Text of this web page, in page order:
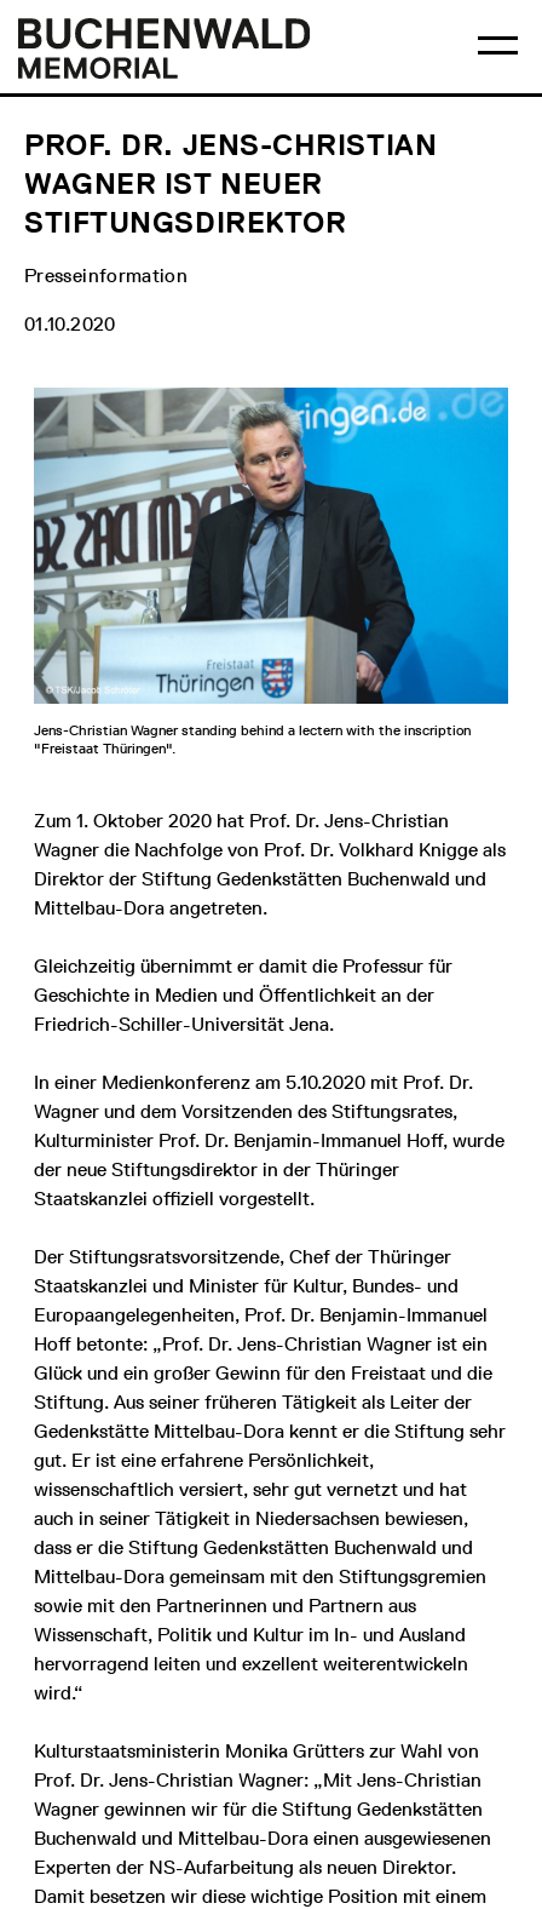
content
menu
Buchenwald
Memorial
PROF. DR. JENS-CHRISTIAN
WAGNER IST NEUER
STIFTUNGSDIREKTOR
Presseinformation
01.10.2020
Jens-Christian Wagner standing behind a lectern with the inscription
"Freistaat Thüringen".
Zum 1. Oktober 2020 hat Prof. Dr. Jens-Christian
Wagner die Nachfolge von Prof. Dr. Volkhard Knigge als
Direktor der Stiftung Gedenkstätten Buchenwald und
Mittelbau-Dora angetreten.
Gleichzeitig übernimmt er damit die Professur für
Geschichte in Medien und Öffentlichkeit an der
Friedrich-Schiller-Universität Jena.
In einer Medienkonferenz am 5.10.2020 mit Prof. Dr.
Wagner und dem Vorsitzenden des Stiftungsrates,
Kulturminister Prof. Dr. Benjamin-Immanuel Hoff, wurde
der neue Stiftungsdirektor in der Thüringer
Staatskanzlei offiziell vorgestellt.
Der Stiftungsratsvorsitzende, Chef der Thüringer
Staatskanzlei und Minister für Kultur, Bundes- und
Europaangelegenheiten, Prof. Dr. Benjamin-Immanuel
Hoff betonte: „Prof. Dr. Jens-Christian Wagner ist ein
Glück und ein großer Gewinn für den Freistaat und die
Stiftung. Aus seiner früheren Tätigkeit als Leiter der
Gedenkstätte Mittelbau-Dora kennt er die Stiftung sehr
gut. Er ist eine erfahrene Persönlichkeit,
wissenschaftlich versiert, sehr gut vernetzt und hat
auch in seiner Tätigkeit in Niedersachsen bewiesen,
dass er die Stiftung Gedenkstätten Buchenwald und
Mittelbau-Dora gemeinsam mit den Stiftungsgremien
sowie mit den Partnerinnen und Partnern aus
Wissenschaft, Politik und Kultur im In- und Ausland
hervorragend leiten und exzellent weiterentwickeln
wird.“
Kulturstaatsministerin Monika Grütters zur Wahl von
Prof. Dr. Jens-Christian Wagner: „Mit Jens-Christian
Wagner gewinnen wir für die Stiftung Gedenkstätten
Buchenwald und Mittelbau-Dora einen ausgewiesenen
Experten der NS-Aufarbeitung als neuen Direktor.
Damit besetzen wir diese wichtige Position mit einem